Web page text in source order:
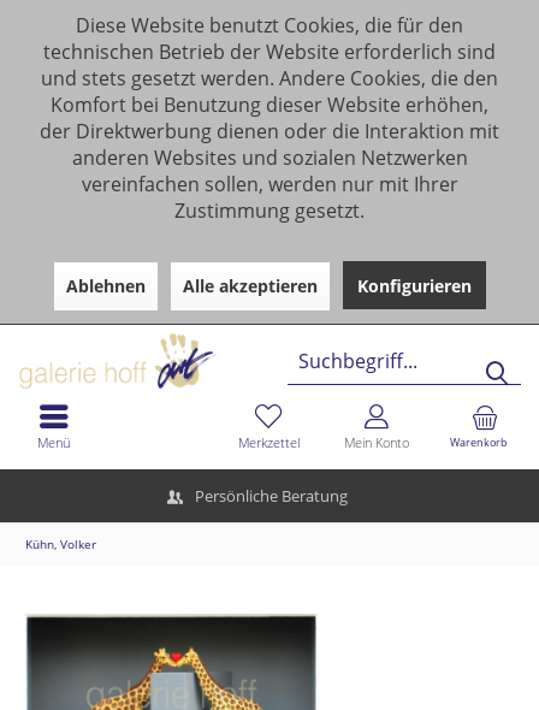
Diese Website benutzt Cookies, die für den
technischen Betrieb der Website erforderlich sind
und stets gesetzt werden. Andere Cookies, die den
Komfort bei Benutzung dieser Website erhöhen,
der Direktwerbung dienen oder die Interaktion mit
anderen Websites und sozialen Netzwerken
vereinfachen sollen, werden nur mit Ihrer
Zustimmung gesetzt.
Ablehnen Alle akzeptieren Konfigurieren
Persönliche Beratung
Warenkorb
Merkzettel Mein Konto
Menü
Kühn, Volker